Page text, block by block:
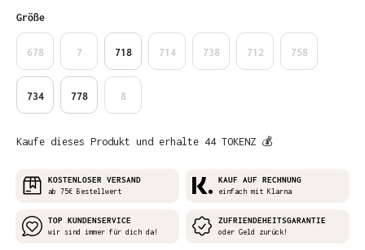
Größeauswählen
678 7 718 714 738 712 758
734 778 8
Kaufe dieses Produkt und erhalte 44 TOKENZ 💰
KOSTENLOSER VERSAND
ab 75€ Bestellwert
KAUF AUF RECHNUNG
einfach mit Klarna
TOP KUNDENSERVICE
wir sind immer für dich da!
ZUFRIENDEHEITSGARANTIE
oder Geld zurück!